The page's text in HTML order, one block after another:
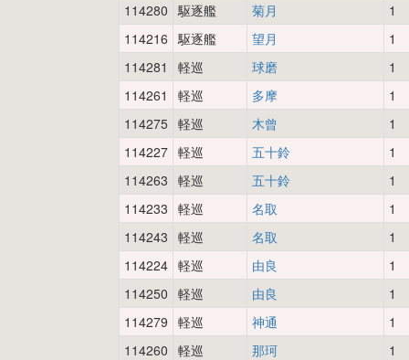
114280 駆逐艦 菊月
1
114216 駆逐艦 望月
1
114281
軽巡 球磨
1
114261
軽巡 多摩
1
114275 軽巡 木曾
1
114227 軽巡 五十鈴
1
114263 軽巡 五十鈴
1
114233 軽巡 名取
1
114243 軽巡 名取
1
114224 軽巡 由良
1
114250 軽巡 由良
1
114279 軽巡 神通
1
114260 軽巡 那珂
1